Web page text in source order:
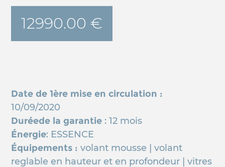
12990.00 €
Date de 1ère mise en circulation :
10/09/2020
Duréede la garantie : 12 mois
Énergie: ESSENCE
Équipements :volant mousse | volant
reglable en hauteur et en profondeur | vitres